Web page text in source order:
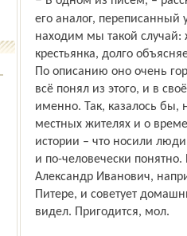
его аналог,
находим мы такой
крестьянка, долго
По описанию оно очень
всё понял из этого, и в
именно. Так, казалось бы,
местных жителях и о
истории – что носили
и по-человечески
Александр Иванович,
Питере, и советует
видел. Пригодится, мол.